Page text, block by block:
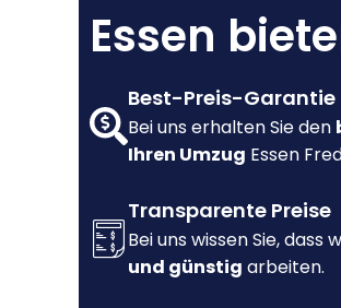
Essen
Best-Preis-Garantie
Bei uns erhalten Sie den
Ihren Umzug Essen
Transparente Preise
Bei uns wissen Sie, dass
und günstig arbeiten.